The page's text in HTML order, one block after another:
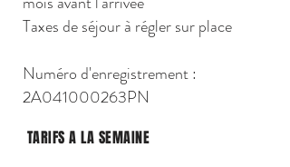
Taxes de séjour à régler sur place
Numéro d'enregistrement :
2A041000263PN
TARIFS A LA SEMAINE